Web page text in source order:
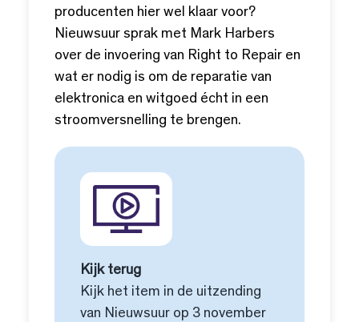
producenten hier wel klaar voor?
Nieuwsuur sprak met Mark Harbers
over de invoering van Right to Repair en
wat er nodig is om de reparatie van
elektronica en witgoed écht in een
stroomversnelling te brengen.
Kijk terug
Kijk het item in de uitzending
van Nieuwsuur op 3 november